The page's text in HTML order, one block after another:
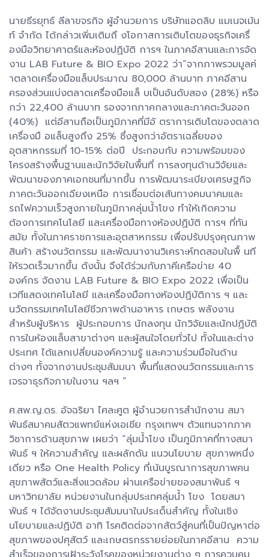
นายธีรยุทธ์ ลีลาขจรกิจ ผู้อำนวยการ บริษัทแอดลิบ แมเนจเม้น
ท์ จำกัด ได้กล่าวเพิ่มเติมถึ งโอกาสการเติบโตของธุรกิจเครื่
องมือวิทยาศาตร์และห้องปฏิบัติ การฯ ในภาคอีสานและการจัด
งาน LAB Future & BIO Expo 2022 ว่า“จากภาพรวมมูลค่
าตลาดเครื่องมือแล็บประมาณ 80,000 ล้านบาท ภาคอีสาน
ครองส่วนแบ่งตลาดเครื่องมือแล็ บเป็นอันดับสอง (28%) หรือ
กว่า 22,400 ล้านบาท รองจากภาคกลางและภาคตะวันออก
(40%) แต่อีสานถือเป็นภูมิภาคที่มีอั ตราการเติบโตของตลาด
เครื่องมื อแล็บสูงถึง 25% ซึ่งสูงกว่าอัตราเฉลี่ยของ
อุตสาหกรรมที่ 10-15% ต่อปี ประกอบกับ ความพร้อมของ
โครงสร้างพื้นฐานและนักวิจัยในพื้นที่ การลงทุนด้านวิจัยและ
พัฒนาของภาคเอกชนที่มากขึ้น การพัฒนาระเบียงเศรษฐกิจ
ภาคตะวันออกเฉียงเหนือ การเชื่อมต่อเส้นทางคมนาคมและ
รถไฟความเร็วสูงภายในภูมิภาคลุ่มน้ำโขง ทำให้เกิดความ
ต้องการเทคโนโลยี และเครื่องมือทางห้องปฏิบัติ การฯ ที่ทัน
สมัย ทั้งในภาคราชการและอุตสาหกรรม เพื่อปรับปรุงคุณภาพ
สินค้า สร้างนวัตกรรม และพัฒนางานวิเคราะห์ทดสอบในพื้ นที
ให้รวดเร็วมากขึ้น ดังนั้น จึงได้ร่วมกับภาคีเครือข่าย 40
องค์กร จัดงาน LAB Future & BIO Expo 2022 เพื่อเป็น
เวทีแสดงเทคโนโลยี และเครื่องมือทางห้องปฏิบัติการ ฯ และ
นวัตกรรมเทคโนโลยีชีวภาพด้านอาหาร เกษตร พลังงาน
สำหรับผู้บริหาร ผู้ประกอบการ นักลงทุน นักวิจัยและนักปฏิบัติ
การในห้องแล็บสาขาต่างๆ และผู้สนใจโดยทั่วไป ทั้งในและต่าง
ประเทศ ได้แลกเปลี่ยนองค์ความรู้ และความร่วมมือในด้าน
ต่างๆ ทั้งจากงานประชุมสัมมนา พื้นที่แสดงนวัตกรรมและการ
เจรจาธุรกิจภายในงาน ฯลฯ ”
ศ.สพ.ญ.ดร. อัจฉริยา ไศละศูต ผู้อำนวยการสำนักงาน สมา
พันธ์สมาคมสัตวแพทย์แห่งเอเชีย กรุงเทพฯ ตัวแทนจากภาค
วิชาการด้านสุขภาพ เผยว่า “ลุ่มน้ำโขง เป็นภูมิภาคที่ทางสมา
พันธ์ ฯ ให้ความสำคัญ และผลักดัน แนวนโยบาย สุขภาพหนึ่ง
เดียว หรือ One Health Policy ที่เน้นบูรณาการสุขภาพคน
สุขภาพสัตว์และสิ่งแวดล้อม ผ่านเครือข่ายของสมาพันธ์ ฯ
มหาวิทยาลัย หน่วยงานในกลุ่มประเทศลุ่มน้ำ โขง โดยสมา
พันธ์ ฯ ได้จัดงานประชุมสัมมนาในประเด็นสำคัญ ทั้งในเชิง
นโยบายและปฏิบัติ อาทิ โรคติดต่อจากสัตว์สู่คนที่เป็นปัญหาต่อ
สุขภาพของปศุสัตว์ และเกษตรกรรายย่อยในภาคอีสาน ความ